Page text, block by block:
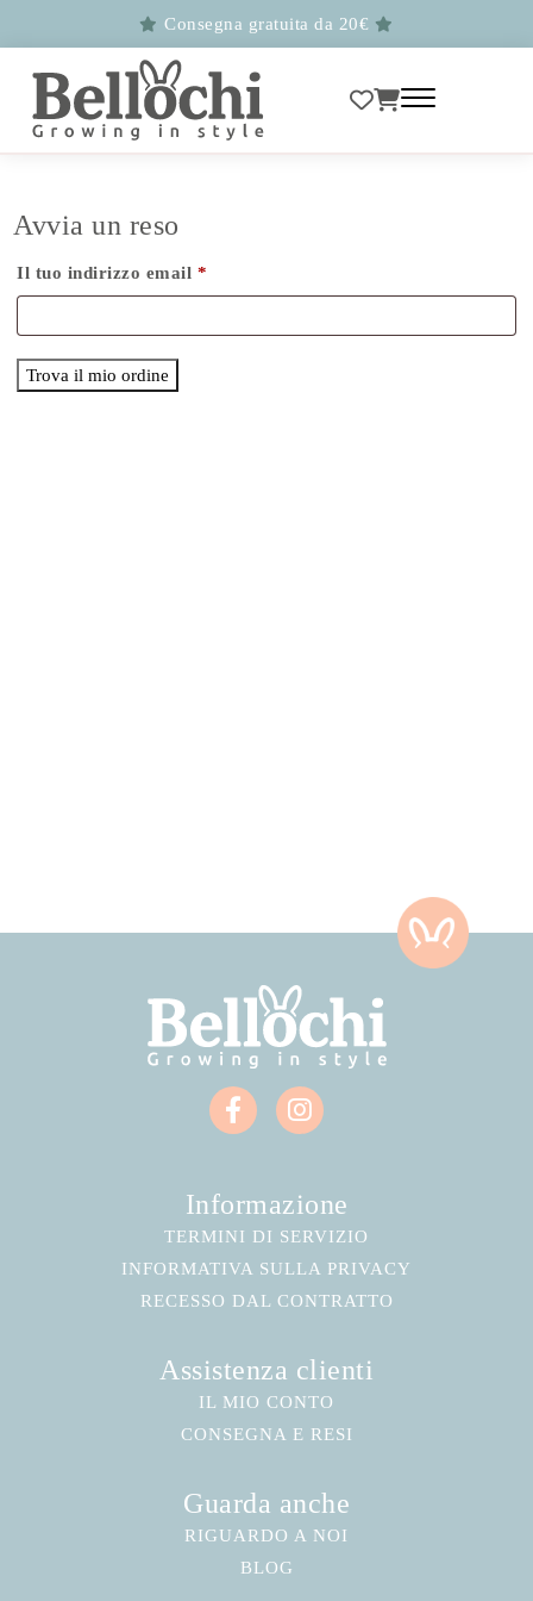
Consegna gratuita da 20€
Avvia un reso
Il tuo indirizzo email *
Trova il mio ordine
Informazione
TERMINI DI SERVIZIO
INFORMATIVA SULLA PRIVACY
RECESSO DAL CONTRATTO
Assistenza clienti
IL MIO CONTO
CONSEGNA E RESI
Guarda anche
RIGUARDO A NOI
BLOG